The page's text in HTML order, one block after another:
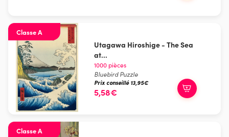
Classe A
Utagawa Hiroshige - The Sea
at...
1000 pièces
Bluebird Puzzle
Prix conseillé 13,95€
5,58€
Classe A